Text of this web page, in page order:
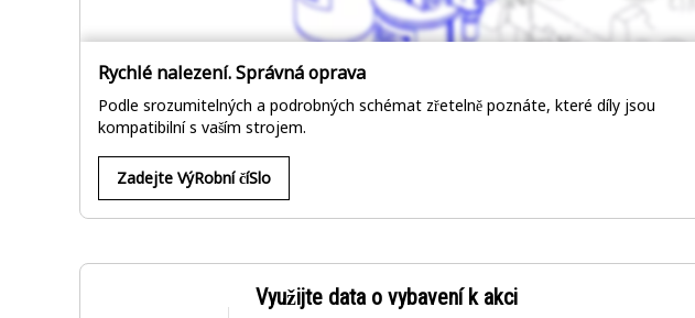
Rychlé nalezení. Správná oprava
Podle srozumitelných a podrobných schémat zřetelně poznáte, které díly jsou
kompatibilní s vaším strojem.
Zadejte VýRobní číSlo
Využijte data o vybavení k akci